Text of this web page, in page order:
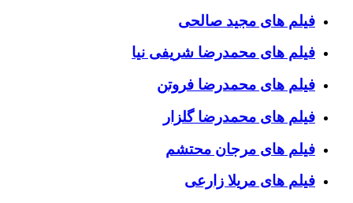
فیلم های مجید صالحی
فیلم های محمدرضا شریفی نیا
فیلم های محمدرضا فروتن
فیلم های محمدرضا گلزار
فیلم های مرجان محتشم
فیلم های مریلا زارعی